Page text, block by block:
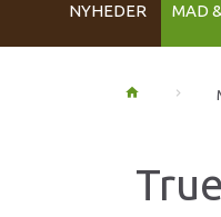
NYHEDER MAD